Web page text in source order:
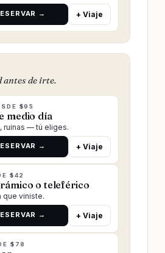
→ + Viaje
antes de irte.
$95
medio día
ruinas — tú eliges.
→ + Viaje
$42
o teleférico
que viniste.
→ + Viaje
$78